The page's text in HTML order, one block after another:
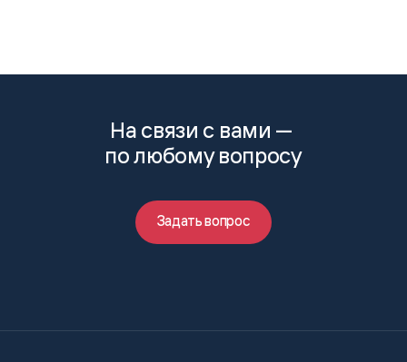
На связи с вами —
по любому вопросу
Задать вопрос